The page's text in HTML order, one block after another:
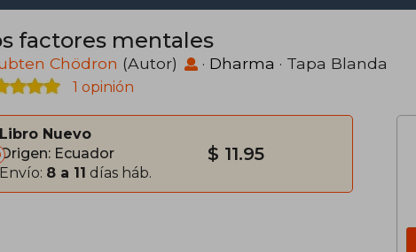
factores mentales
Chödron (Autor) · Dharma · Tapa Blanda
1 opinión
Libro Nuevo
Origen: Ecuador
Envío: 8 a 11 días háb.
$ 11.95